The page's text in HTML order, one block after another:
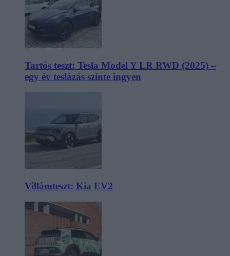
Tartós teszt: Tesla Model Y LR RWD (2025) –
egy év teslázás szinte ingyen
Villámteszt: Kia EV2